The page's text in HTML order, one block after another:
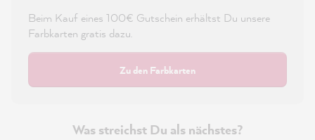
Beim Kauf eines 100€ Gutschein erhältst Du unsere
Farbkarten gratis dazu.
Zu den Farbkarten
Was streichst Du als nächstes?